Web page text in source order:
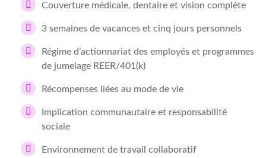
Couverture médicale, dentaire et vision complète
3 semaines de vacances et cinq jours personnels
Régime d’actionnariat des employés et programmes
de jumelage REER/401(k)
Récompenses liées au mode de vie
Implication communautaire et responsabilité
sociale
Environnement de travail collaboratif